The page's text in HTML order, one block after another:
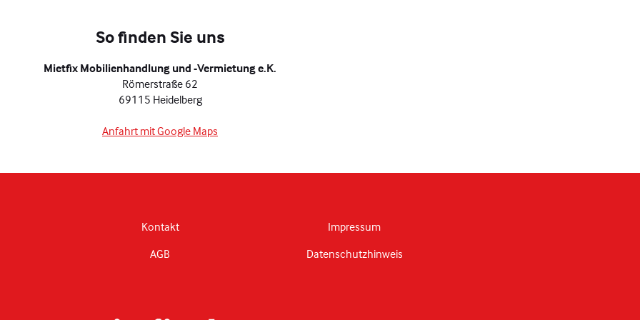
So finden Sie uns
Mietfix Mobilienhandlung und -Vermietung e.K.
Römerstraße 62
69115 Heidelberg
Anfahrt mit Google Maps
Kontakt
AGB
Impressum
Datenschutzhinweis